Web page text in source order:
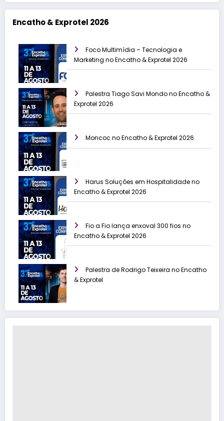
Encatho & Exprotel 2026
Foco Multimídia – Tecnologia e
Marketing no Encatho & Exprotel 2026
Palestra Tiago Savi Mondo no Encatho &
Exprotel 2026
Moncoc no Encatho & Exprotel 2026
Harus Soluções em Hospitalidade no
Encatho & Exprotel 2026
Fio a Fio lança enxoval 300 fios no
Encatho & Exprotel 2026
Palestra de Rodrigo Teixeira no Encatho
& Exprotel